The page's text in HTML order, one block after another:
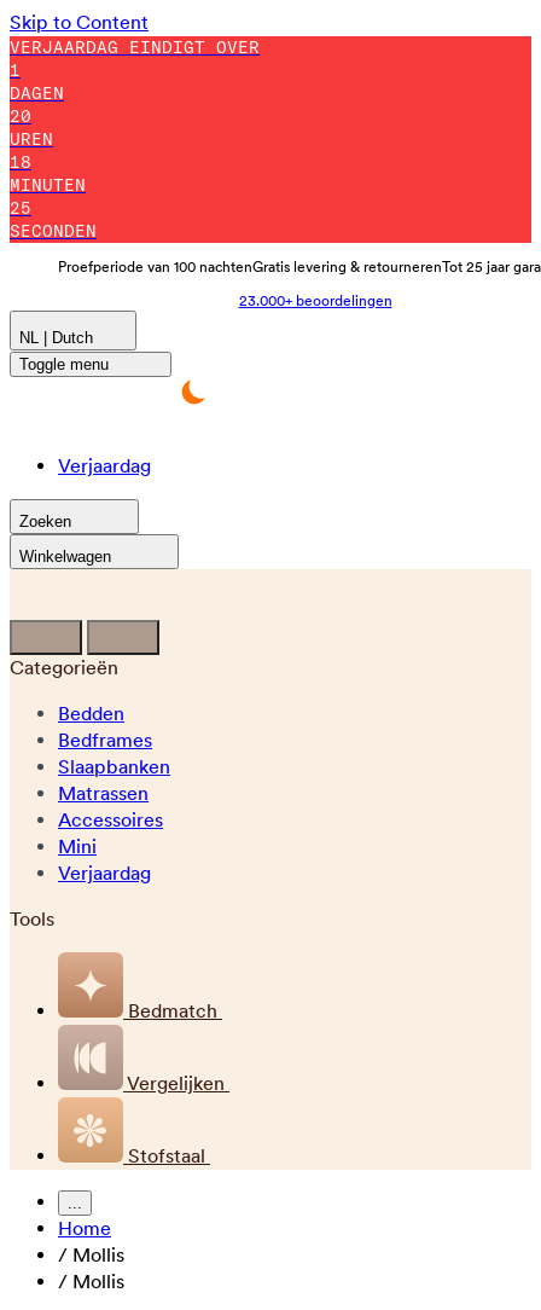
Skip to Content
VERJAARDAG EINDIGT OVER
1
DAGEN
20
UREN
18
MINUTEN
12
SECONDEN
Proefperiode van 100 nachtenGratis levering & retournerenTot 25 jaar
23.000+ beoordelingen
NL | Dutch
Toggle menu
Verjaardag
Zoeken
Winkelwagen
Categorieën
Bedden
Bedframes
Slaapbanken
Matrassen
Accessoires
Mini
Verjaardag
Tools
Bedmatch
Vergelijken
Stofstaal
...
Home
/ Mollis
/ Mollis